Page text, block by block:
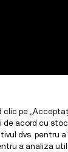
clic pe
de acord cu
dvs. pentru
a analiza